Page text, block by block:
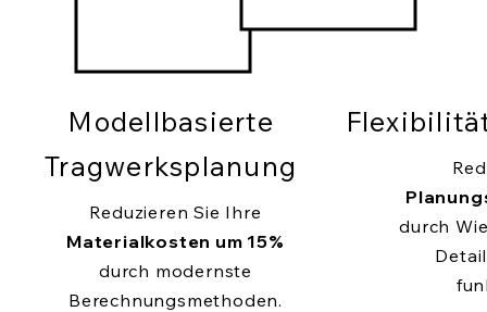
Modellbasierte
Tragwerksplanung
Reduzieren Sie Ihre
Materialkosten um 15%
durch modernste
Berechnungsmethoden.
durch